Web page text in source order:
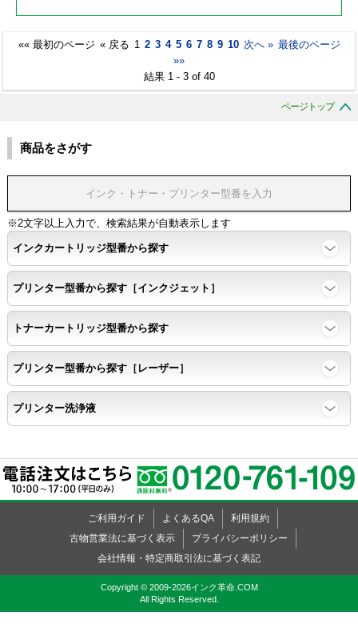
«« 最初のページ « 戻る 1 2 3 4 5 6 7 8 9 10 次へ » 最後のページ
»»
結果 1 - 3 of 40
ページトップ
商品をさがす
※2文字以上入力で、検索結果が自動表示します
インクカートリッジ型番から探す
プリンター型番から探す［インクジェット］
トナーカートリッジ型番から探す
プリンター型番から探す［レーザー］
プリンター洗浄液
ご利用ガイド よくあるQA
利用規約
古物営業法に基づく表示
プライバシーポリシー
会社情報・特定商取引法に基づく表記
Copyright © 2009-2026インク革命.COM
All Rights Reserved.